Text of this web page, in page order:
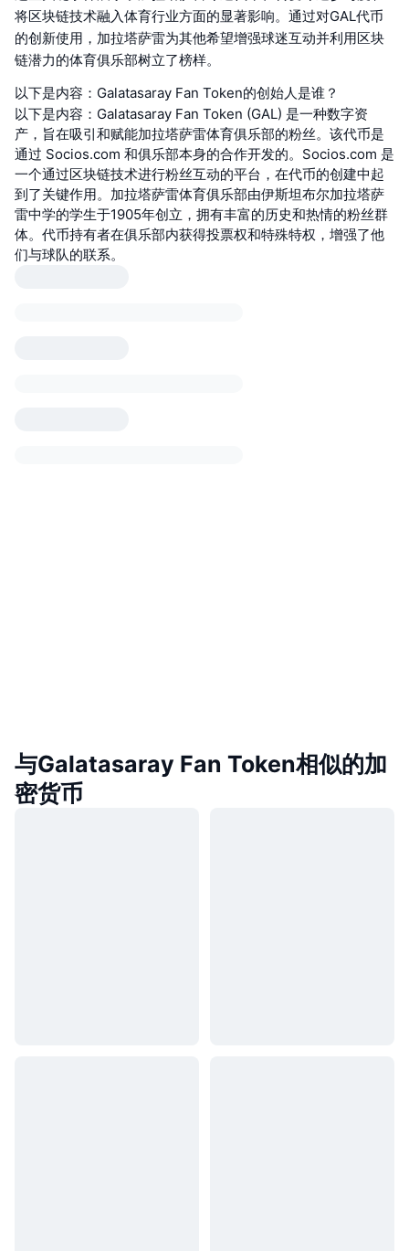
将区块链技术融入体育行业方面的显著影响。通过对GAL代币
的创新使用，加拉塔萨雷为其他希望增强球迷互动并利用区块
链潜力的体育俱乐部树立了榜样。
以下是内容：Galatasaray Fan Token的创始人是谁？
以下是内容：Galatasaray Fan Token (GAL) 是一种数字资
产，旨在吸引和赋能加拉塔萨雷体育俱乐部的粉丝。该代币是
通过 Socios.com 和俱乐部本身的合作开发的。Socios.com 是
一个通过区块链技术进行粉丝互动的平台，在代币的创建中起
到了关键作用。加拉塔萨雷体育俱乐部由伊斯坦布尔加拉塔萨
雷中学的学生于1905年创立，拥有丰富的历史和热情的粉丝群
体。代币持有者在俱乐部内获得投票权和特殊特权，增强了他
们与球队的联系。
与Galatasaray Fan Token相似的加
密货币